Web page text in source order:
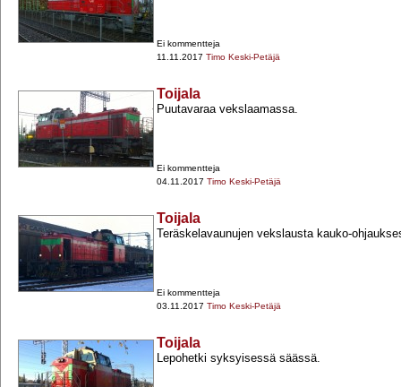
Ei kommentteja
11.11.2017 Timo Keski-Petäjä
Toijala
Puutavaraa vekslaamassa.
Ei kommentteja
04.11.2017 Timo Keski-Petäjä
Toijala
Teräskelavaunujen vekslausta kauko-​
Ei kommentteja
03.11.2017 Timo Keski-Petäjä
Toijala
Lepohetki syksyisessä säässä.